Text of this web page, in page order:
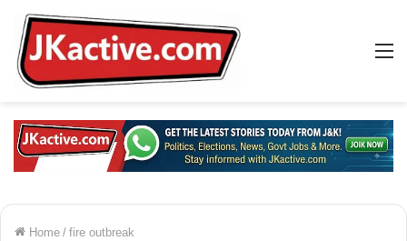
Home / fire outbreak